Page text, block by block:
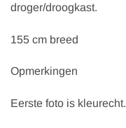
droger/droogkast.
155 cm breed
Opmerkingen
Eerste foto is kleurecht.